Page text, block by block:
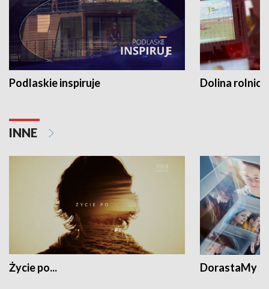
Podlaskie inspiruje Dolina
INNE
Życie po... DorastaMy